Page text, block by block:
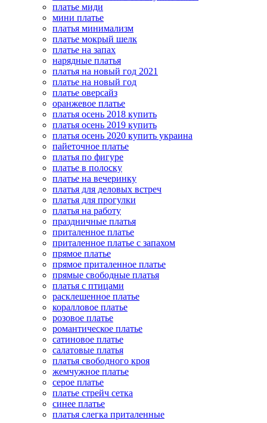
платье миди
мини платье
платья минимализм
платье мокрый шелк
платье на запах
нарядные платья
платья на новый год 2021
платье на новый год
платье оверсайз
оранжевое платье
платья осень 2018 купить
платья осень 2019 купить
платья осень 2020 купить украина
пайеточное платье
платья по фигуре
платье в полоску
платье на вечеринку
платья для деловых встреч
платья для прогулки
платья на работу
праздничные платья
приталенное платье
приталенное платье с запахом
прямое платье
прямое приталенное платье
прямые свободные платья
платья с птицами
расклешенное платье
коралловое платье
розовое платье
романтическое платье
сатиновое платье
салатовые платья
платья свободного кроя
жемчужное платье
серое платье
платье стрейч сетка
синее платье
платья слегка приталенные